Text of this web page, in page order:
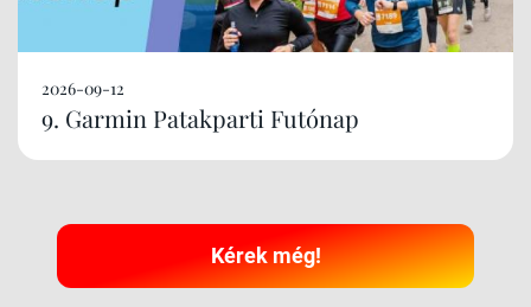
2026-09-12
9. Garmin Patakparti Futónap
Kérek még!